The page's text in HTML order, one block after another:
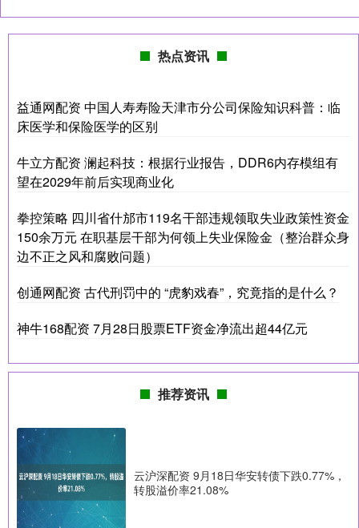
热点资讯
益通网配资 中国人寿寿险天津市分公司保险知识科普：临
床医学和保险医学的区别
牛立方配资 澜起科技：根据行业报告，DDR6内存模组有
望在2029年前后实现商业化
拳控策略 四川省什邡市119名干部违规领取失业政策性资金
150余万元 在职基层干部为何领上失业保险金（整治群众身
边不正之风和腐败问题）
创通网配资 古代刑罚中的 “虎豹戏春”，究竟指的是什么？
神牛168配资 7月28日股票ETF资金净流出超44亿元
推荐资讯
云沪深配资 9月18日华安转债下跌0.77%，
转股溢价率21.08%